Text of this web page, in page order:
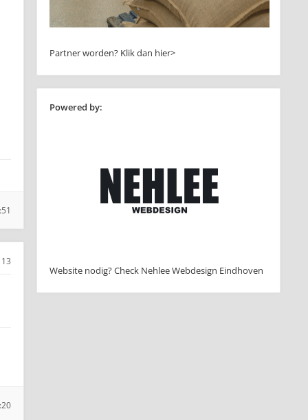
13
Partner worden? Klik dan hier>
Powered by:
Website nodig? Check Nehlee Webdesign Eindhoven